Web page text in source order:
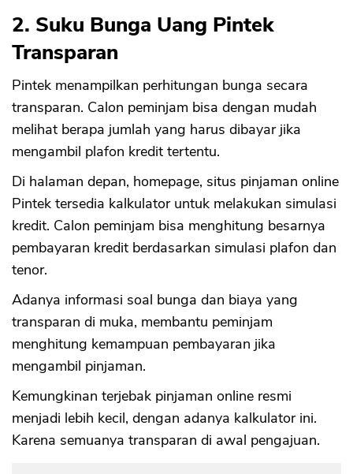
2. Suku Bunga Uang Pintek
Transparan
Pintek menampilkan perhitungan bunga secara
transparan. Calon peminjam bisa dengan mudah
melihat berapa jumlah yang harus dibayar jika
mengambil plafon kredit tertentu.
Di halaman depan, homepage, situs pinjaman online
Pintek tersedia kalkulator untuk melakukan simulasi
kredit. Calon peminjam bisa menghitung besarnya
pembayaran kredit berdasarkan simulasi plafon dan
tenor.
Adanya informasi soal bunga dan biaya yang
transparan di muka, membantu peminjam
menghitung kemampuan pembayaran jika
mengambil pinjaman.
Kemungkinan terjebak pinjaman online resmi
menjadi lebih kecil, dengan adanya kalkulator ini.
Karena semuanya transparan di awal pengajuan.